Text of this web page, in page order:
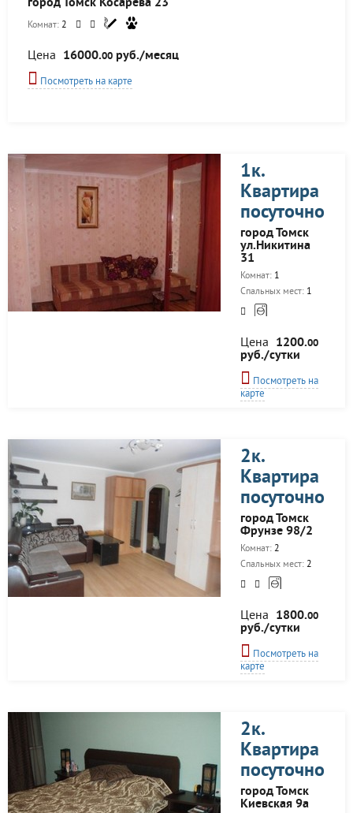
город Томск Косарева 23
Комнат: 2
Цена 16000.00 руб./месяц
Посмотреть на карте
1к.
Квартира
посуточно
город Томск
ул.Никитина
31
Комнат: 1
Спальных мест: 1
Цена 1200.00
руб./сутки
Посмотреть на
карте
2к.
Квартира
посуточно
город Томск
Фрунзе 98/2
Комнат: 2
Спальных мест: 2
Цена 1800.00
руб./сутки
Посмотреть на
карте
2к.
Квартира
посуточно
город Томск
Киевская 9а